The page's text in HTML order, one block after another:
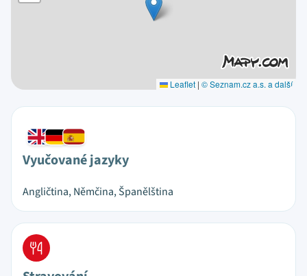
Leaflet | © Seznam.cz a.s. a další
Vyučované jazyky
Angličtina, Němčina, Španělština